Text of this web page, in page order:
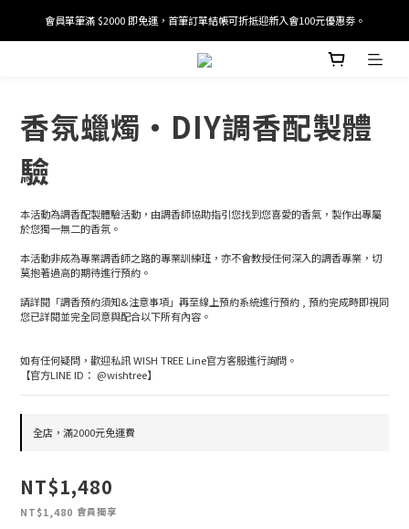
加入/驗證會員並綁定電話號碼，即可獲得百元購物金2張。
會員單筆滿 $2000 即免運，首筆訂單結帳可折抵迎新入會100元優惠劵。
加入/驗證會員並綁定電話號碼，即可獲得百元購物金2張。
香氛蠟燭・DIY調香配製體
驗
本活動為調香配製體驗活動，由調香師協助指引您找到您喜愛的香氣，製作出專屬
於您獨一無二的香氛。
本活動非成為專業調香師之路的專業訓練班，亦不會教授任何深入的調香專業，切
莫抱著過高的期待進行預約。
請詳閱「調香預約須知&注意事項」再至線上預約系統進行預約 , 預約完成時即視同
您已詳閱並完全同意與配合以下所有內容。
如有任何疑問，歡迎私訊 WISH TREE Line官方客服進行詢問。
【官方LINE ID： @wishtree】
全店，滿2000元免運費
NT$1,480
NT$1,480 會員獨享